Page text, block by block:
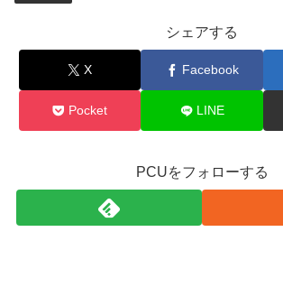
シェアする
X Facebook
Pocket LINE
PCUをフォローする